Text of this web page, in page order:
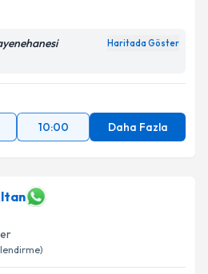
Haritada Göster
10:00 Daha Fazla